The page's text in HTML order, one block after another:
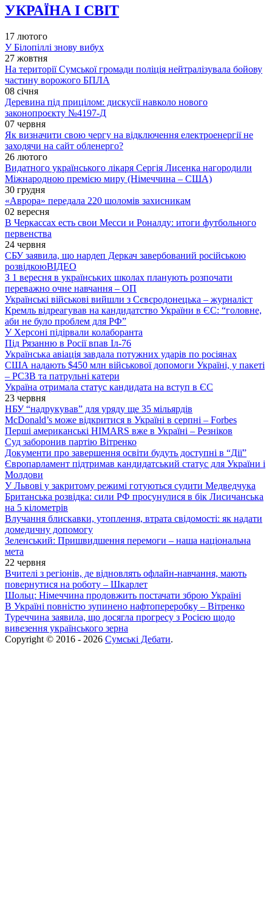
УКРАЇНА І СВІТ
17 лютого
У Білопіллі знову вибух
27 жовтня
На території Сумської громади поліція нейтралізувала бойову
частину ворожого БПЛА
08 січня
Деревина під прицілом: дискусії навколо нового
законопроєкту №4197-Д
07 червня
Як визначити свою чергу на відключення електроенергії не
заходячи на сайт обленерго?
26 лютого
Видатного українського лікаря Сергія Лисенка нагородили
Міжнародною премією миру (Німеччина – США)
30 грудня
«Аврора» передала 220 шоломів захисникам
02 вересня
В Черкассах есть свои Месси и Роналду: итоги футбольного
первенства
24 червня
СБУ заявила, що нардеп Деркач завербований російською
розвідкоюВІДЕО
З 1 вересня в українських школах планують розпочати
переважно очне навчання – ОП
Українські військові вийшли з Сєвєродонецька – журналіст
Кремль відреагував на кандидатство України в ЄС: “головне,
аби не було проблем для РФ”
У Херсоні підірвали колаборанта
Під Рязанню в Росії впав Іл-76
Українська авіація завдала потужних ударів по росіянах
США надають $450 млн військової допомоги Україні, у пакеті
– РСЗВ та патрульні катери
Україна отримала статус кандидата на вступ в ЄС
23 червня
НБУ “надрукував” для уряду ще 35 мільярдів
McDonald’s може відкритися в Україні в серпні – Forbes
Перші американські HIMARS вже в Україні – Резніков
Суд заборонив партію Вітренко
Документи про завершення освіти будуть доступні в “Дії”
Європарламент підтримав кандидатський статус для України і
Молдови
У Львові у закритому режимі готуються судити Медведчука
Британська розвідка: сили РФ просунулися в бік Лисичанська
на 5 кілометрів
Влучання блискавки, утоплення, втрата свідомості: як надати
домедичну допомогу
Зеленський: Пришвидшення перемоги – наша національна
мета
22 червня
Вчителі з регіонів, де відновлять офлайн-навчання, мають
повернутися на роботу – Шкарлет
Шольц: Німеччина продовжить постачати зброю Україні
В Україні повністю зупинено нафтопереробку – Вітренко
Туреччина заявила, що досягла прогресу з Росією щодо
вивезення українського зерна
Copyright © 2016 - 2026 Сумські Дебати.